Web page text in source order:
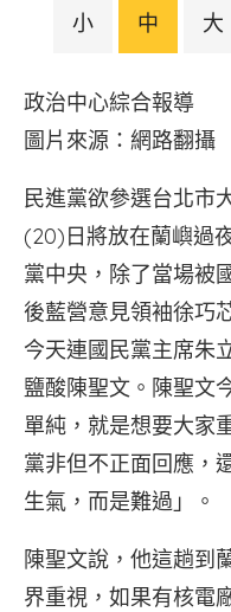
小 中 大
政治中心綜合報導
圖片來源
民進黨欲參選台北市
(20)日將放在蘭嶼過
黨中央，除了當場被
後藍營意見領袖徐巧
今天連國民黨主席朱
鹽酸陳聖文。陳聖文
單純，就是想要大家
黨非但不正面回應，
生氣，而是難過」。
陳聖文說，他這趟到
界重視，如果有核電